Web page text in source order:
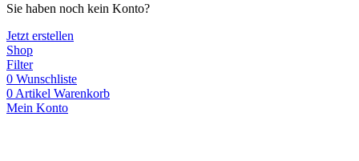
Sie haben noch kein Konto?
Jetzt erstellen
Shop
Filter
0 Wunschliste
0 Artikel Warenkorb
Mein Konto